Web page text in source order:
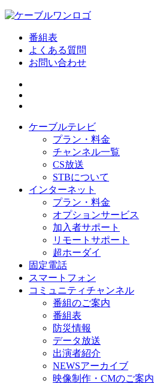
番組表
よくある質問
お問い合わせ
ケーブルテレビ
プラン・料金
チャンネル一覧
CS放送
STBについて
インターネット
プラン・料金
オプションサービス
加入者サポート
リモートサポート
超ホーダイ
固定電話
スマートフォン
コミュニティチャンネル
番組のご案内
番組表
防災情報
データ放送
出演者紹介
NEWSアーカイブ
映像制作・CMのご案内